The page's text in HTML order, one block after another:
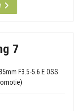
7
F3.5-5.6 E OSS